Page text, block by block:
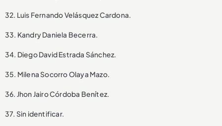
32. Luis Fernando Velásquez Cardona.
33. Kandry Daniela Becerra.
34. Diego David Estrada Sánchez.
35. Milena Socorro Olaya Mazo.
36. Jhon Jairo Córdoba Benítez.
37. Sin identificar.